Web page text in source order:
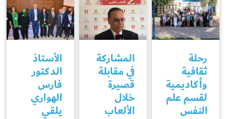
رحلة
ثقافية
وأكاديمية
لقسم علم
النفس
المشاركة
في مقابلة
قصيرة
خلال
الألعاب
الأستاذ
الدكتور
فارس
الهواري
يلقي